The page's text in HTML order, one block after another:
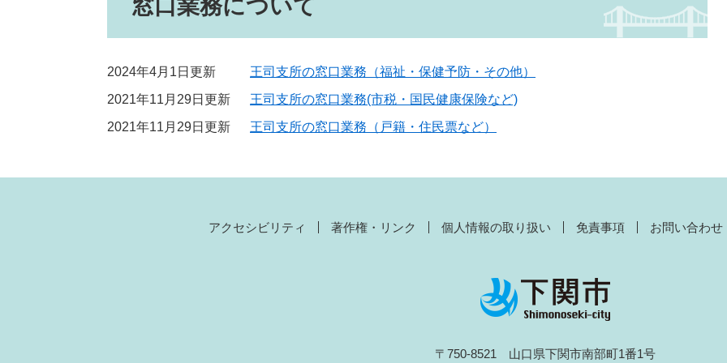
窓口業務について
2024年4月1日更新
王司支所の窓口業務（福祉・保健予防・その他）
2021年11月29日更新
王司支所の窓口業務(市税・国民健康保険など)
2021年11月29日更新
王司支所の窓口業務（戸籍・住民票など）
アクセシビリティ 著作権・リンク 個人情報の取り扱い 免責事項 お問い合わせ
〒750-8521 山口県下関市南部町1番1号